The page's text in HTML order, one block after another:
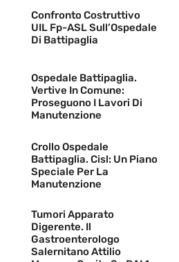
Confronto Costruttivo
UIL Fp-ASL Sull’Ospedale
Di Battipaglia
Ospedale Battipaglia.
Vertive In Comune:
Proseguono I Lavori Di
Manutenzione
Crollo Ospedale
Battipaglia. Cisl: Un Piano
Speciale Per La
Manutenzione
Tumori Apparato
Digerente. Il
Gastroenterologo
Salernitano Attilio